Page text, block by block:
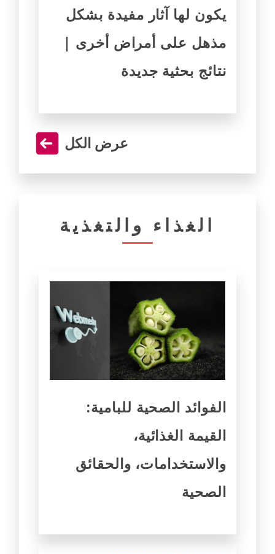
يكون لها آثار مفيدة بشكل
مذهل على أمراض أخرى |
نتائج بحثية جديدة
عرض الكل
الغذاء والتغذية
الفوائد الصحية للبامية:
القيمة الغذائية،
والاستخدامات، والحقائق
الصحية